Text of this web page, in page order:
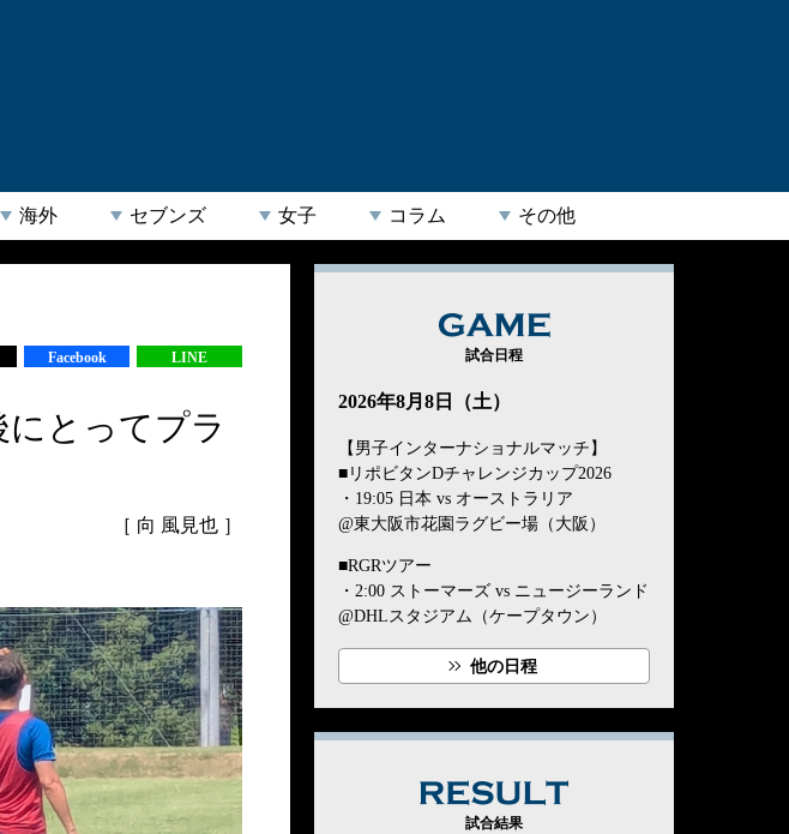
海外 セブンズ 女子 コラム その他
Facebook LINE
とってプラ
［ 向 風見也 ］
GAME
試合日程
2026年8月8日（土）
【男子インターナショナルマッチ】
■リポビタンDチャレンジカップ2026
・19:05 日本 vs オーストラリア
@東大阪市花園ラグビー場（大阪）
■RGRツアー
・2:00 ストーマーズ vs ニュージーランド
@DHLスタジアム（ケープタウン）
他の日程
試合結果